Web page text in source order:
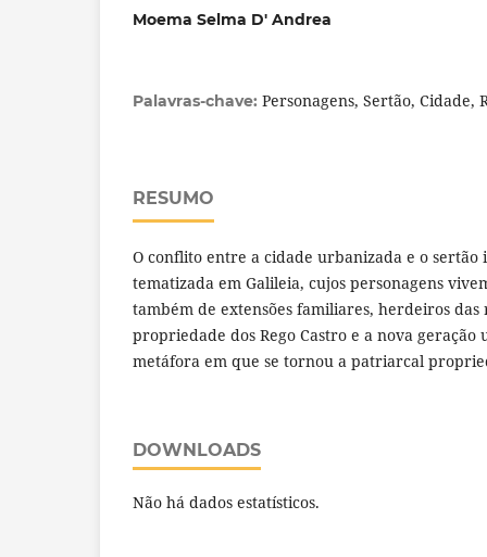
Moema Selma D' Andrea
Palavras-chave: Personagens, Sertão, Cidade,
RESUMO
O conflito entre a cidade urbanizada e o
tematizada em Galileia, cujos personagens
também de extensões familiares, herdeiros
propriedade dos Rego Castro e a nova
metáfora em que se tornou a patriarcal
DOWNLOADS
Não há dados estatísticos.